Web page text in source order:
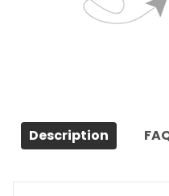
Description